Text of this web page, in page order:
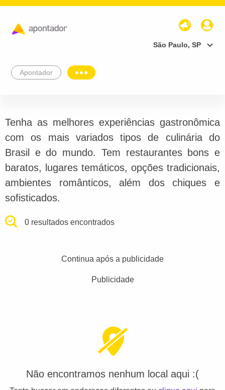
São Paulo, SP
Apontador
Tenha as melhores experiências gastronômica
com os mais variados tipos de culinária do
Brasil e do mundo. Tem restaurantes bons e
baratos, lugares temáticos, opções tradicionais,
ambientes românticos, além dos chiques e
sofisticados.
0 resultados encontrados
Continua após a publicidade
Publicidade
Não encontramos nenhum local aqui :(